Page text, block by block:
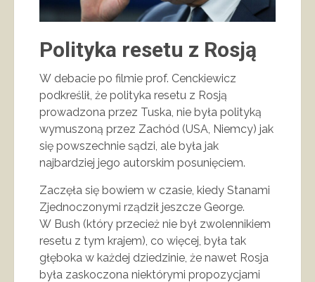
Polityka resetu z Rosją
W debacie po filmie prof. Cenckiewicz
podkreślił, że polityka resetu z Rosją
prowadzona przez Tuska, nie była polityką
wymuszoną przez Zachód (USA, Niemcy) jak
się powszechnie sądzi, ale była jak
najbardziej jego autorskim posunięciem.
Zaczęła się bowiem w czasie, kiedy Stanami
Zjednoczonymi rządził jeszcze George.
W Bush (który przecież nie był zwolennikiem
resetu z tym krajem), co więcej, była tak
głęboka w każdej dziedzinie, że nawet Rosja
była zaskoczona niektórymi propozycjami